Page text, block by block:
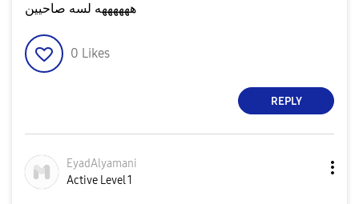
ههههههه لسه صاحيين
0 Likes
REPLY
EyadAlyamani
Active Level 1